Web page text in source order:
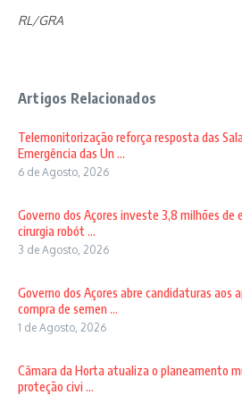
RL/GRA
Artigos Relacionados
Telemonitorização reforça resposta das
Emergência das Un ...
6 de Agosto, 2026
Governo dos Açores investe 3,8 milhões de
cirurgia robót ...
3 de Agosto, 2026
Governo dos Açores abre candidaturas aos
compra de semen ...
1 de Agosto, 2026
Câmara da Horta atualiza o planeamento
proteção civi ...